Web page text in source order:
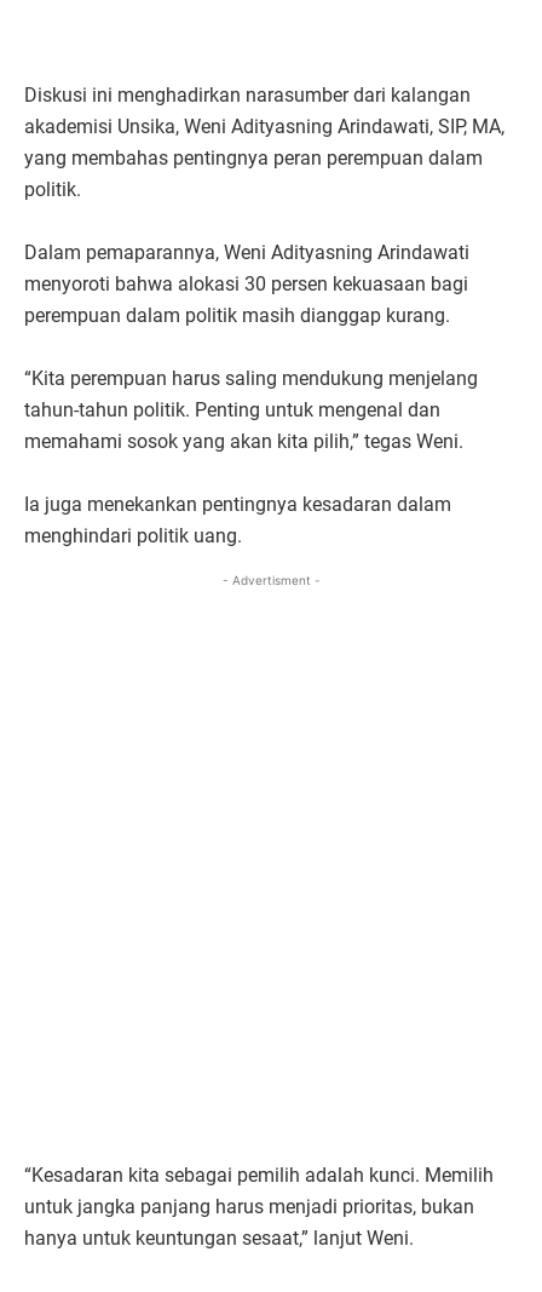
Diskusi ini menghadirkan narasumber dari kalangan
akademisi Unsika, Weni Adityasning Arindawati, SIP, MA,
yang membahas pentingnya peran perempuan dalam
politik.
Dalam pemaparannya, Weni Adityasning Arindawati
menyoroti bahwa alokasi 30 persen kekuasaan bagi
perempuan dalam politik masih dianggap kurang.
“Kita perempuan harus saling mendukung menjelang
tahun-tahun politik. Penting untuk mengenal dan
memahami sosok yang akan kita pilih,” tegas Weni.
Ia juga menekankan pentingnya kesadaran dalam
menghindari politik uang.
- Advertisment -
“Kesadaran kita sebagai pemilih adalah kunci. Memilih
untuk jangka panjang harus menjadi prioritas, bukan
hanya untuk keuntungan sesaat,” lanjut Weni.